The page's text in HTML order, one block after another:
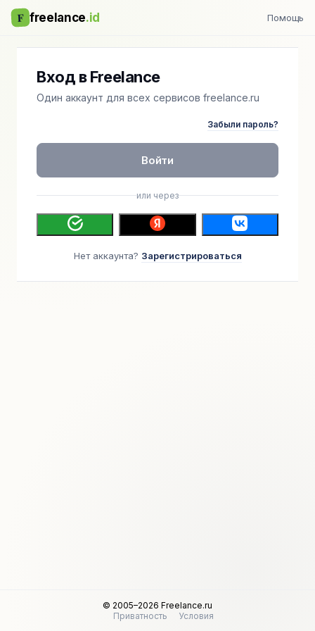
F freelance.id Помощь
Вход в Freelance
Один аккаунт для всех сервисов freelance.ru
Забыли пароль?
Войти
или через
Нет аккаунта? Зарегистрироваться
© 2005–2026 Freelance.ru
Приватность
Условия